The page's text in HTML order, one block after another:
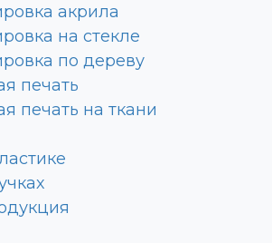
акрила
на стекле
по дереву
печать
печать на ткани